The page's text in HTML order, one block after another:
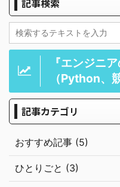
記事検索
『エンジニ
（Python、
記事カテゴリ
おすすめ記事 (5)
ひとりごと (3)